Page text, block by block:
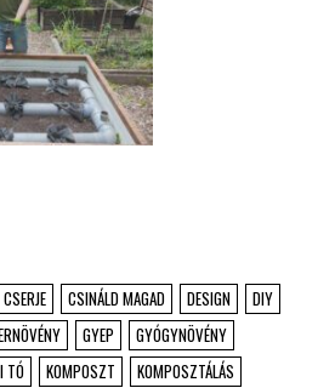
CSERJE CSINÁLD MAGAD DESIGN
DIY
GYEP
GYÓGYNÖVÉNY
TÓ KOMPOSZT
KOMPOSZTÁLÁS